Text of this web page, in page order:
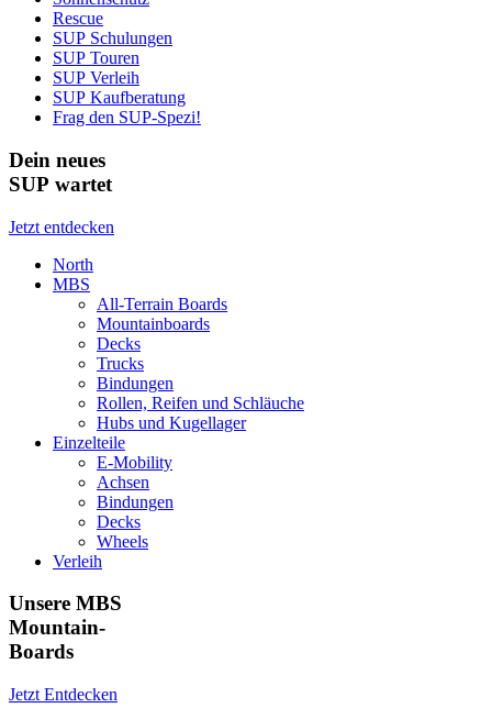
Rescue
SUP Schulungen
SUP Touren
SUP Verleih
SUP Kaufberatung
Frag den SUP-Spezi!
Dein neues
SUP wartet
Jetzt entdecken
North
MBS
All-Terrain Boards
Mountainboards
Decks
Trucks
Bindungen
Rollen, Reifen und Schläuche
Hubs und Kugellager
Einzelteile
E-Mobility
Achsen
Bindungen
Decks
Wheels
Verleih
Unsere MBS
Mountain-
Boards
Jetzt Entdecken